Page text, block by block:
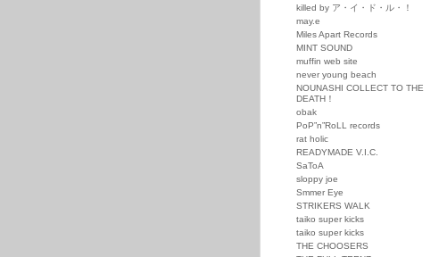
killed by ア・イ・ド・ル・！
may.e
Miles Apart Records
MINT SOUND
muffin web site
never young beach
NOUNASHI COLLECT TO THE
DEATH！
obak
PoP”n”RoLL records
rat holic
READYMADE V.I.C.
SaToA
sloppy joe
Smmer Eye
STRIKERS WALK
taiko super kicks
taiko super kicks
THE CHOOSERS